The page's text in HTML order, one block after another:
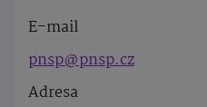
E-mail
pnsp@pnsp.cz
Adresa